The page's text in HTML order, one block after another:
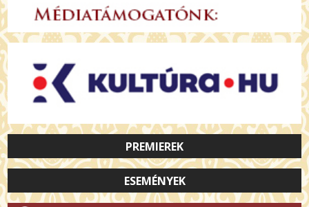
PREMIEREK
ESEMÉNYEK